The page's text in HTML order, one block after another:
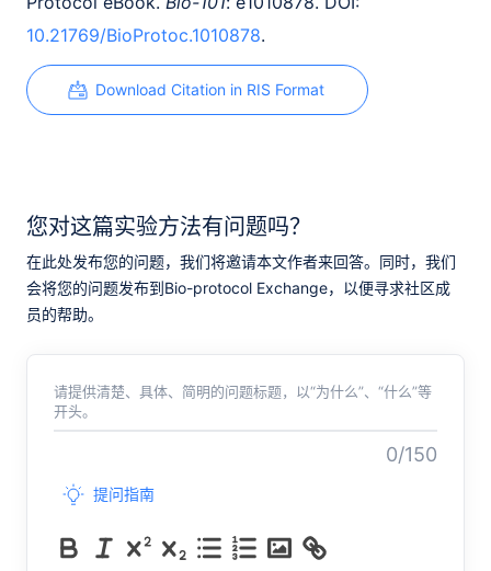
10.21769/BioProtoc.1010878.
Download Citation in RIS Format
您对这篇实验方法有问题吗？
在此处发布您的问题，我们将邀请本文作者来回答。同时，我们
会将您的问题发布到Bio-protocol Exchange，以便寻求社区成
员的帮助。
请提供清楚、具体、简明的问题标题，以“为什么”、“什么”等
开头。
0/150
提问指南